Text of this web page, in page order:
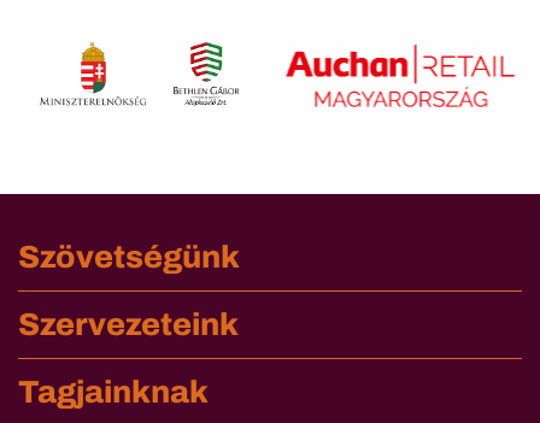
Szövetségünk
Szervezeteink
Tagjainknak